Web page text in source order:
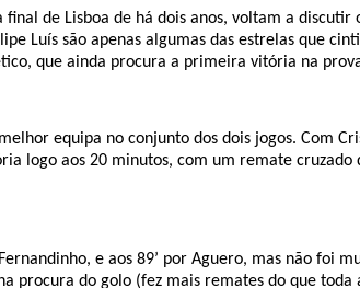
de Lisboa de há dois anos, voltam a
Luís são apenas algumas das estrelas que
que ainda procura a primeira vitória na
equipa no conjunto dos dois jogos. Com
logo aos 20 minutos, com um remate
e aos 89’ por Aguero, mas não foi
do golo (fez mais remates do que